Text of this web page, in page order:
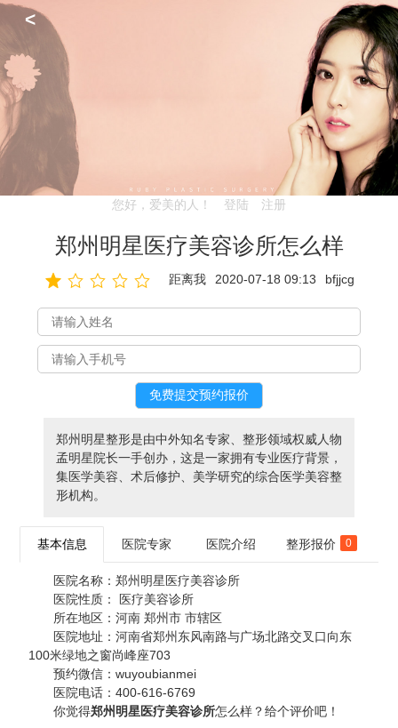
<
您好，爱美的人！ 登陆 注册
郑州明星医疗美容诊所怎么样
距离我 2020-07-18 09:13 bfjjcg
郑州明星整形是由中外知名专家、整形领域权威人物
孟明星院长一手创办，这是一家拥有专业医疗背景，
集医学美容、术后修护、美学研究的综合医学美容整
形机构。
基本信息 医院专家 医院介绍 整形报价 0
医院名称：郑州明星医疗美容诊所
医院性质：
医疗美容诊所
所在地区：河南 郑州市 市辖区
医院地址：河南省郑州东风南路与广场北路交叉口向东
100米绿地之窗尚峰座703
预约微信：wuyoubianmei
医院电话：400-616-6769
你觉得郑州明星医疗美容诊所怎么样？给个评价吧！